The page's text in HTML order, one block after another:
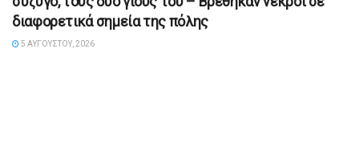
διαφορετικά σημεία της πόλης
5 ΑΥΓΟΎΣΤΟΥ, 2026